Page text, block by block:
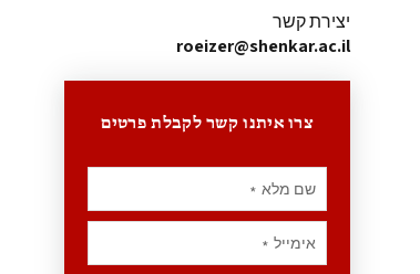
יצירת קשר
roeizer@shenkar.ac.il
צרו איתנו קשר לקבלת פרטים
שם מלא *
אימייל *